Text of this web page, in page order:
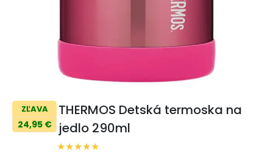
ZĽAVA
24,95 €
THERMOS Detská termoska na
jedlo 290ml